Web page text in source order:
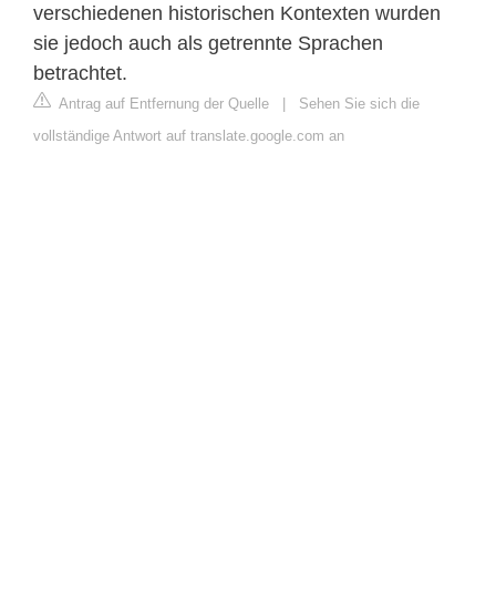
verschiedenen historischen Kontexten wurden
sie jedoch auch als getrennte Sprachen
betrachtet.
Antrag auf Entfernung der Quelle | Sehen Sie sich die
vollständige Antwort auf translate.google.com an